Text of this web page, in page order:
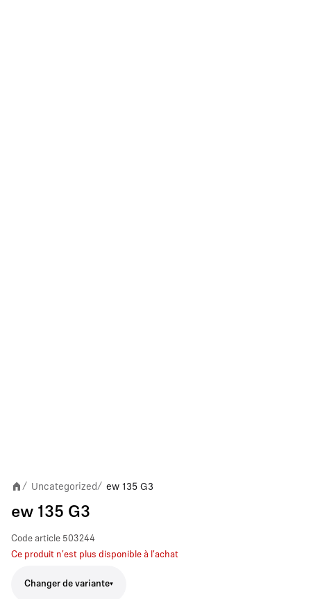
/ Uncategorized/ ew 135 G3
ew 135 G3
Code article 503244
Ce produit n'est plus disponible à l'achat
Changer de variante